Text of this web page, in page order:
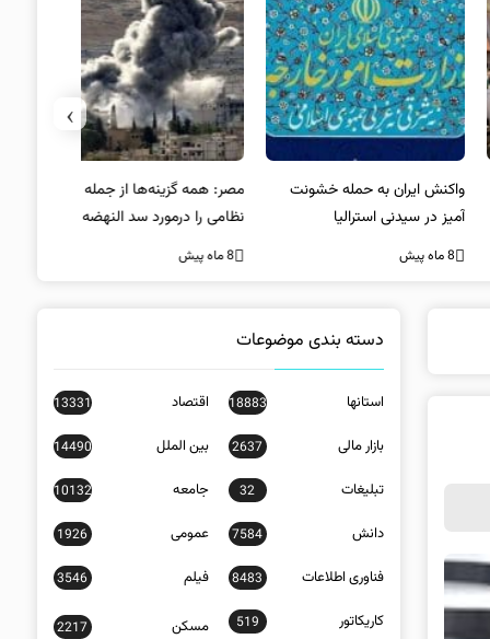
ایران به حمله خشونت
در سیدنی استرالیا
مصر: همه گزینه‌ها از جمله راه‌حل
نظامی را درمورد سد النهضه
بررسی می‌کنیم
›
دسته بندی موضوعات
استانها 18883 اقتصاد 13331
بازار مالی 2637 بین الملل 14490
تبلیغات 32 جامعه 10132
دانش 7584 عمومی 1926
فناوری اطلاعات 8483 فیلم 3546
کاریکاتور 519 مسکن 2217